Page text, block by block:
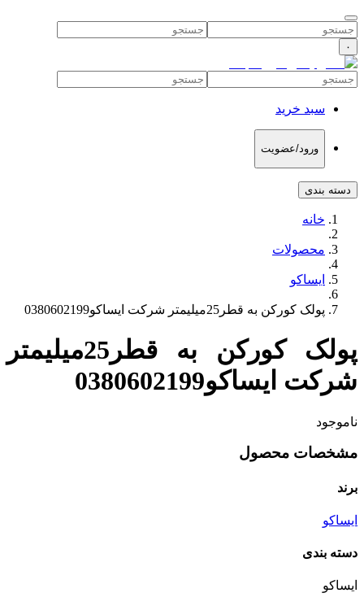
۰
سبد خرید
ورود/عضویت
دسته بندی
خانه
محصولات
ایساکو
پولک کورکن به قطر25میلیمتر شرکت ایساکو0380602199
پولک کورکن به قطر25میلیمتر
شرکت ایساکو0380602199
ناموجود
مشخصات محصول
برند
ایساکو
دسته بندی
ایساکو